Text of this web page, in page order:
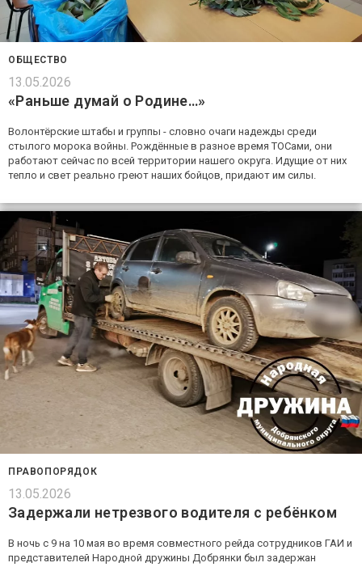
ОБЩЕСТВО
13.05.2026
«Раньше думай о Родине…»
Волонтёрские штабы и группы - словно очаги надежды среди
стылого морока войны. Рождённые в разное время ТОСами, они
работают сейчас по всей территории нашего округа. Идущие от них
тепло и свет реально греют наших бойцов, придают им силы.
ПРАВОПОРЯДОК
13.05.2026
Задержали нетрезвого водителя с ребёнком
В ночь с 9 на 10 мая во время совместного рейда сотрудников ГАИ и
представителей Народной дружины Добрянки был задержан